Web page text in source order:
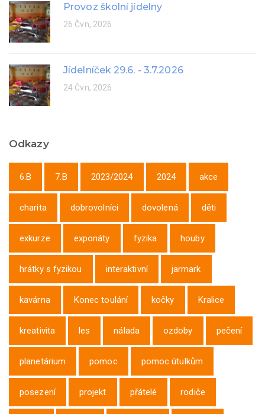
Provoz školní jídelny
26 Čvn, 2026
Jídelníček 29.6. - 3.7.2026
24 Čvn, 2026
Odkazy
6.B 7.B 2023/2024 2024 akce
charita dobrovolníci dovolená děti
exkurze exponáty fyzika houby
hrátky s fyzikou interaktivní jarmark
kavárna Konec toulání kočky Kralice
kreativita les nálada ozdoby pečení
planetárium pomoc pomoc útulkům
posezení projekt přátelé rodiče